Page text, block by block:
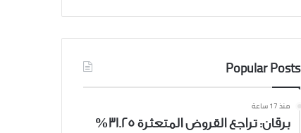
Popular Posts
منذ 17 ساعة
برقان: تراجع القروض المتعثرة 31.25%